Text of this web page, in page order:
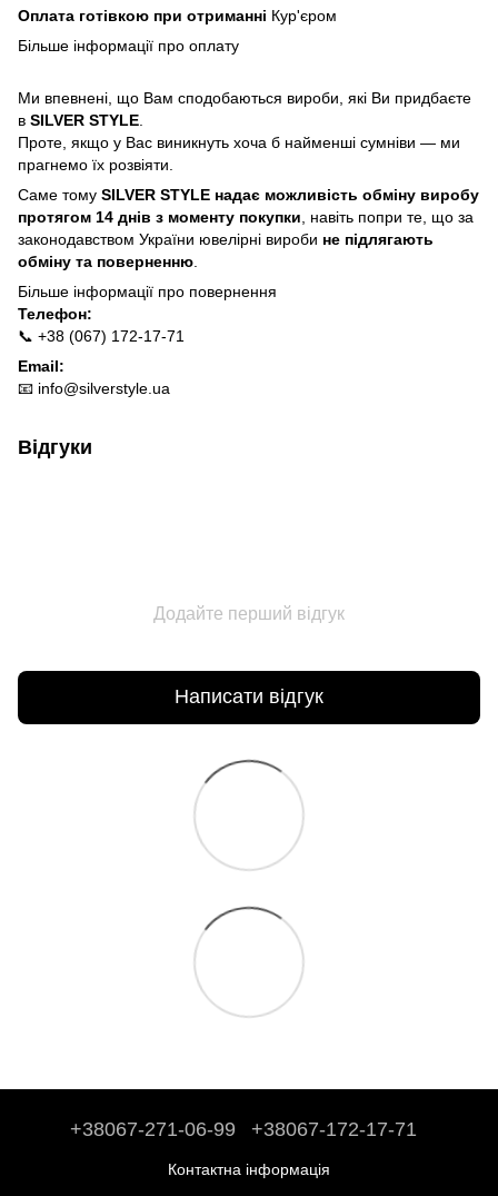
Оплата готівкою при отриманні Кур'єром
Більше інформації про оплату
Ми впевнені, що Вам сподобаються вироби, які Ви придбаєте
в SILVER STYLE
Проте, якщо у Вас виникнуть хоча б найменші сумніви — ми
прагнемо їх розвіяти.
Саме тому SILVER STYLE надає можливість обміну виробу
протягом 14 днів з моменту покупки , навіть попри те, що за
законодавством України ювелірні вироби не підлягають
обміну та поверненню
Більше інформації про повернення
Телефон:
📞 +38 (067) 172-17-71
Email:
📧 info@silverstyle.ua
Відгуки
Додайте перший відгук
Написати відгук
+38067-271-06-99 +38067-172-17-71
Контактна інформація